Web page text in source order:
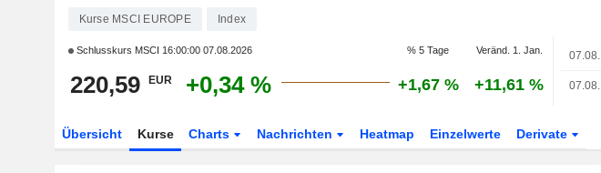
Kurse MSCI EUROPE Index
Schlusskurs MSCI 16:00:00 07.08.2026 % 5 Tage Veränd. 1. Jan.
220,59 EUR +0,34 % +1,67 % +11,61 %
07.08.
07.08.
Übersicht Kurse Charts Nachrichten Heatmap Einzelwerte Derivate